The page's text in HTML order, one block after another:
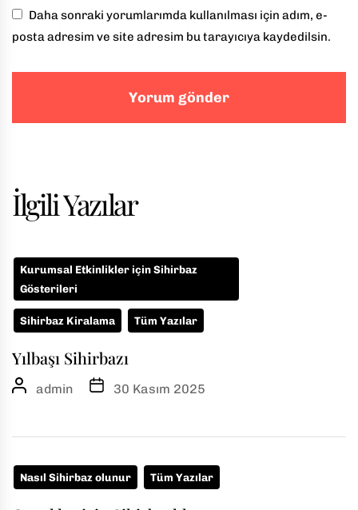
Daha sonraki yorumlarımda kullanılması için adım, e-
posta adresim ve site adresim bu tarayıcıya kaydedilsin.
İlgili Yazılar
Kurumsal Etkinlikler için Sihirbaz
Gösterileri
Sihirbaz Kiralama Tüm Yazılar
Yılbaşı Sihirbazı
admin 30 Kasım 2025
Nasıl Sihirbaz olunur Tüm Yazılar